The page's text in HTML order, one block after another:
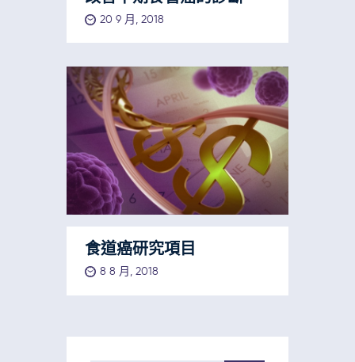
20 9 月, 2018
食道癌研究項目
8 8 月, 2018